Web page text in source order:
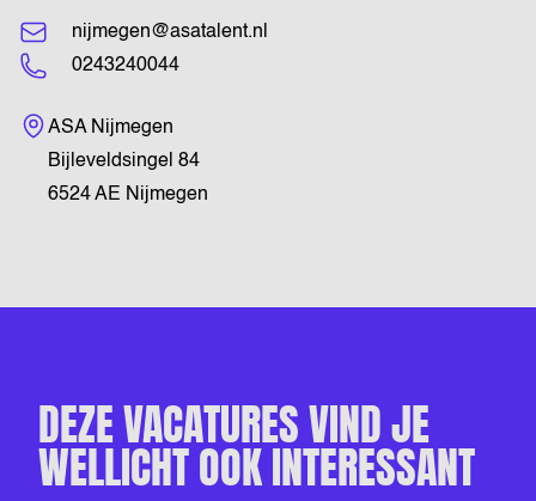
nijmegen@asatalent.nl
0243240044
Bezoekadres
ASA Nijmegen
Bijleveldsingel 84
6524 AE Nijmegen
DEZE VACATURES VIND JE
WELLICHT OOK INTERESSANT